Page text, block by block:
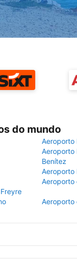
do mundo
Aeroporto
Aeroporto
Benítez
Aeroporto
Aeroporto
Aeroporto